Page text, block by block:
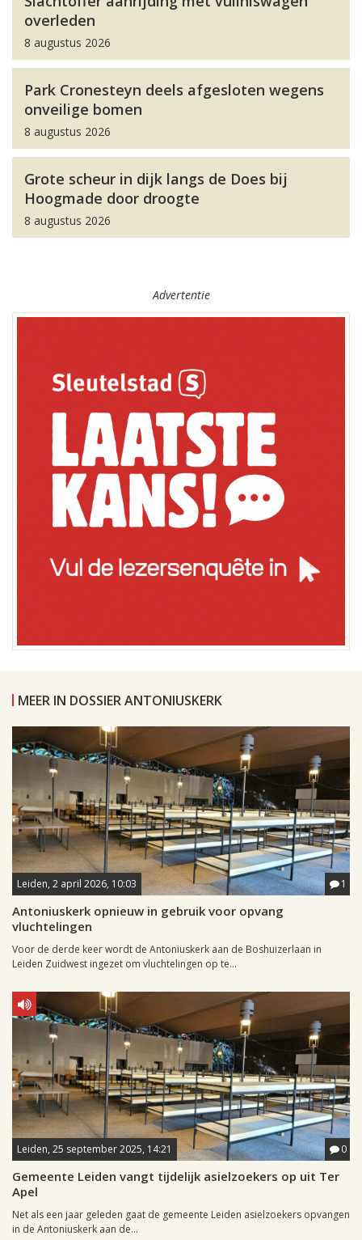
overleden
8 augustus 2026
Park Cronesteyn deels afgesloten wegens
onveilige bomen
8 augustus 2026
Grote scheur in dijk langs de Does bij
Hoogmade door droogte
8 augustus 2026
Advertentie
MEER IN DOSSIER ANTONIUSKERK
Leiden, 2 april 2026, 10:03 1
Antoniuskerk opnieuw in gebruik voor opvang
vluchtelingen
Voor de derde keer wordt de Antoniuskerk aan de Boshuizerlaan in
Leiden Zuidwest ingezet om vluchtelingen op te...
Leiden, 25 september 2025, 14:21 0
Gemeente Leiden vangt tijdelijk asielzoekers op uit Ter
Apel
Net als een jaar geleden gaat de gemeente Leiden asielzoekers opvangen
in de Antoniuskerk aan de...